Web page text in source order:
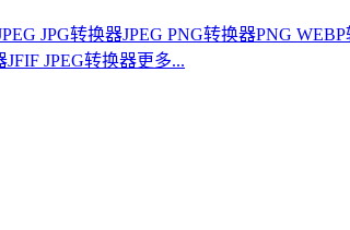
JPG转换器JPEG PNG转换器PNG
JFIF JPEG转换器更多...